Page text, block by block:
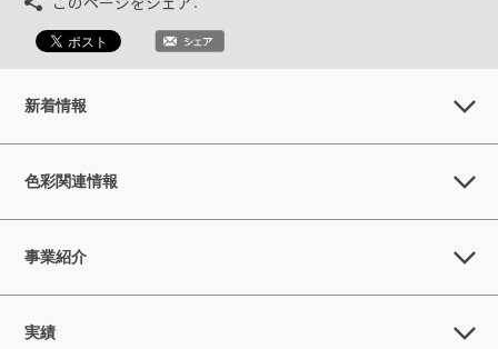
新着情報
色彩関連情報
事業紹介
実績